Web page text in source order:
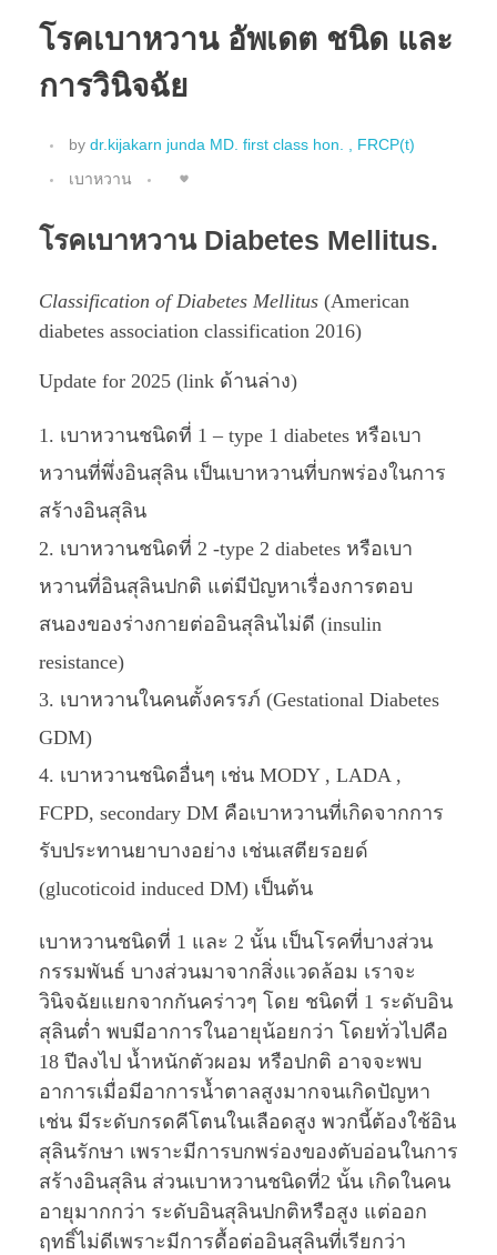
โรคเบาหวาน อัพเดต ชนิด และ
การวินิจฉัย
by dr.kijakarn junda MD. first class hon. , FRCP(t)
เบาหวาน
โรคเบาหวาน Diabetes Mellitus.
Classification of Diabetes Mellitus (American
diabetes association classification 2016)
Update for 2025 (link ด้านล่าง)
เบาหวานชนิดที่ 1 – type 1 diabetes หรือเบา
หวานที่พึ่งอินสุลิน เป็นเบาหวานที่บกพร่องในการ
สร้างอินสุลิน
เบาหวานชนิดที่ 2 -type 2 diabetes หรือเบา
หวานที่อินสุลินปกติ แต่มีปัญหาเรื่องการตอบ
สนองของร่างกายต่ออินสุลินไม่ดี (insulin
resistance)
เบาหวานในคนตั้งครรภ์ (Gestational Diabetes
GDM)
เบาหวานชนิดอื่นๆ เช่น MODY , LADA ,
FCPD, secondary DM คือเบาหวานที่เกิดจากการ
รับประทานยาบางอย่าง เช่นเสตียรอยด์
(glucoticoid induced DM) เป็นต้น
เบาหวานชนิดที่ 1 และ 2 นั้น เป็นโรคที่บางส่วน
กรรมพันธ์ บางส่วนมาจากสิ่งแวดล้อม เราจะ
วินิจฉัยแยกจากกันคร่าวๆ โดย ชนิดที่ 1 ระดับอิน
สุลินต่ำ พบมีอาการในอายุน้อยกว่า โดยทั่วไปคือ
18 ปีลงไป น้ำหนักตัวผอม หรือปกติ อาจจะพบ
อาการเมื่อมีอาการน้ำตาลสูงมากจนเกิดปัญหา
เช่น มีระดับกรดคีโตนในเลือดสูง พวกนี้ต้องใช้อิน
สุลินรักษา เพราะมีการบกพร่องของตับอ่อนในการ
สร้างอินสุลิน ส่วนเบาหวานชนิดที่2 นั้น เกิดในคน
อายุมากกว่า ระดับอินสุลินปกติหรือสูง แต่ออก
ฤทธิ์ไม่ดีเพราะมีการดื้อต่ออินสุลินที่เรียกว่า